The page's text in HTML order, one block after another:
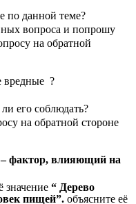
по данной теме?
вопроса и попрошу
на обратной
вредные ?
его соблюдать?
на обратной стороне
фактор, влияющий на
значение “ Дерево
пищей”. объясните её